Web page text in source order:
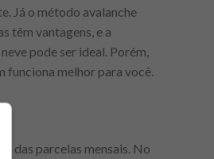
Já o método avalanche
têm vantagens, e a
pode ser ideal. Porém,
funciona melhor para você.
das parcelas mensais. No